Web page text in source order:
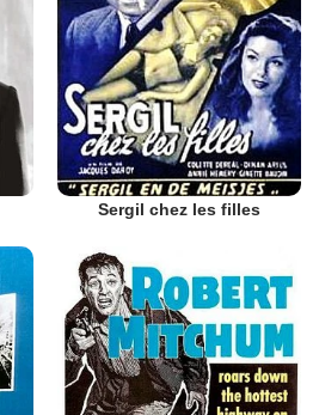
Sergil chez les filles